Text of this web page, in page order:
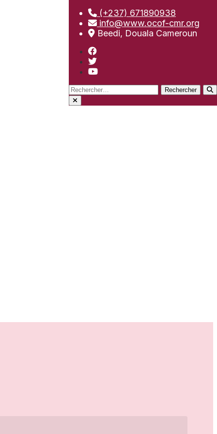
(+237) 671890938
info@www.ocof-cmr.org
Beedi, Douala Cameroun
Rechercher :